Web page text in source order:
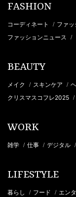
FASHION
コーディネート / ファ
ファッションニュース /
BEAUTY
メイク / スキンケア /
クリスマスコフレ2025 /
WORK
雑学 / 仕事 / デジタル /
LIFESTYLE
暮らし / フード / エン